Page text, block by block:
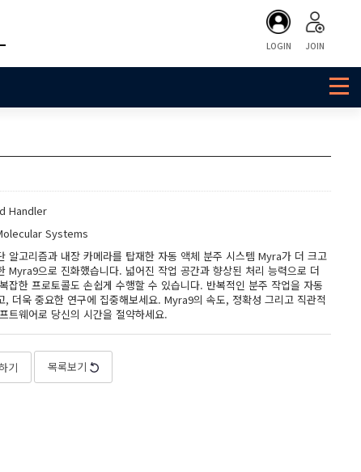
LOGIN JOIN
Handler
Systems
알고리즘과 내장 카메라를 탑재한 자동 액체 분주 시스템 Myra가 더 크고
Myra9으로 진화했습니다. 넓어진 작업 공간과 향상된 처리 능력으로 더
잡한 프로토콜도 손쉽게 수행할 수 있습니다. 반복적인 분주 작업을 자동
, 더욱 중요한 연구에 집중해보세요. Myra9의 속도, 정확성 그리고 직관적
트웨어로 당신의 시간을 절약하세요.
기 목록보기